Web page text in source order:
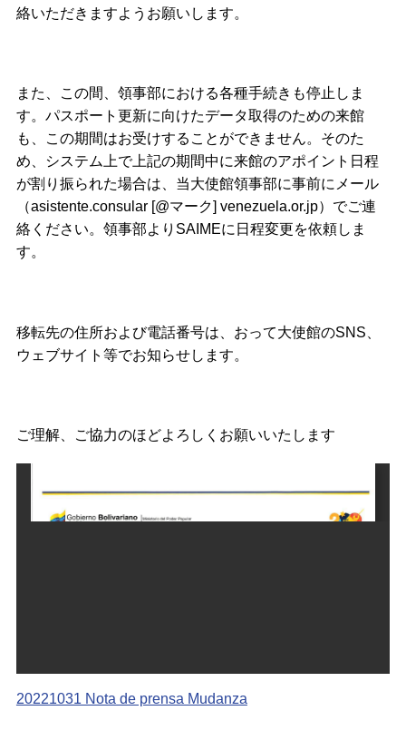
絡いただきますようお願いします。
また、この間、領事部における各種手続きも停止しま
す。パスポート更新に向けたデータ取得のための来館
も、この期間はお受けすることができません。そのた
め、システム上で上記の期間中に来館のアポイント日程
が割り振られた場合は、当大使館領事部に事前にメール
（asistente.consular [@マーク] venezuela.or.jp）でご連
絡ください。領事部よりSAIMEに日程変更を依頼しま
す。
移転先の住所および電話番号は、おって大使館のSNS、
ウェブサイト等でお知らせします。
ご理解、ご協力のほどよろしくお願いいたします
20221031 Nota de prensa Mudanza